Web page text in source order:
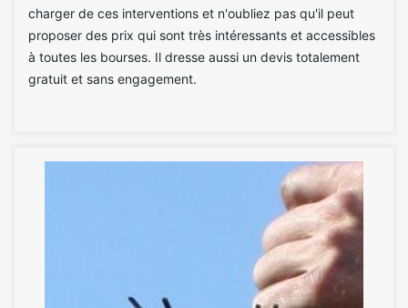
charger de ces interventions et n'oubliez pas qu'il peut
proposer des prix qui sont très intéressants et accessibles
à toutes les bourses. Il dresse aussi un devis totalement
gratuit et sans engagement.